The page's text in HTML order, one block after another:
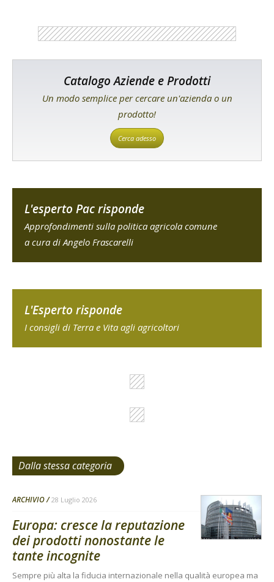
Catalogo Aziende e Prodotti
Un modo semplice per cercare un'azienda o un
prodotto!
Cerca adesso
L'esperto Pac risponde
Approfondimenti sulla politica agricola comune
a cura di Angelo Frascarelli
L'Esperto risponde
I consigli di Terra e Vita agli agricoltori
Dalla stessa categoria
ARCHIVIO 28 Luglio 2026
Europa: cresce la reputazione
dei prodotti nonostante le
tante incognite
Sempre più alta la fiducia internazionale nella qualità europea ma